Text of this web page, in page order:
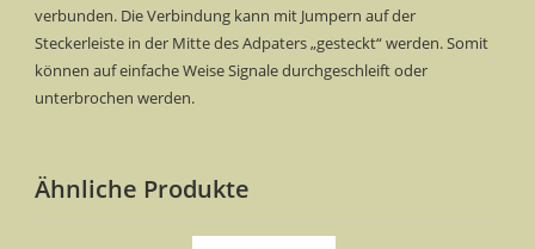
verbunden. Die Verbindung kann mit Jumpern auf der
Steckerleiste in der Mitte des Adpaters „gesteckt“ werden. Somit
können auf einfache Weise Signale durchgeschleift oder
unterbrochen werden.
Ähnliche Produkte